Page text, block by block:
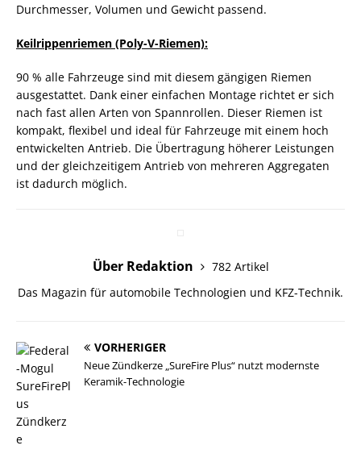
Durchmesser, Volumen und Gewicht passend.
Keilrippenriemen (Poly-V-Riemen):
90 % alle Fahrzeuge sind mit diesem gängigen Riemen
ausgestattet. Dank einer einfachen Montage richtet er sich
nach fast allen Arten von Spannrollen. Dieser Riemen ist
kompakt, flexibel und ideal für Fahrzeuge mit einem hoch
entwickelten Antrieb. Die Übertragung höherer Leistungen
und der gleichzeitigem Antrieb von mehreren Aggregaten
ist dadurch möglich.
Über Redaktion
782 Artikel
Das Magazin für automobile Technologien und KFZ-Technik.
VORHERIGER
Neue Zündkerze „SureFire Plus“ nutzt modernste
Keramik-Technologie